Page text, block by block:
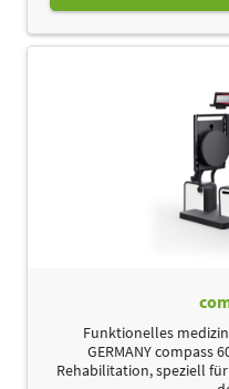
Funktionelles
GERMANY compass
Rehabilitation, speziell